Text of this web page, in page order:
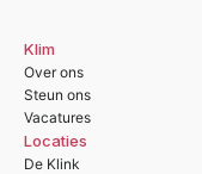
Klim
Over ons
Steun ons
Vacatures
Locaties
De Klink